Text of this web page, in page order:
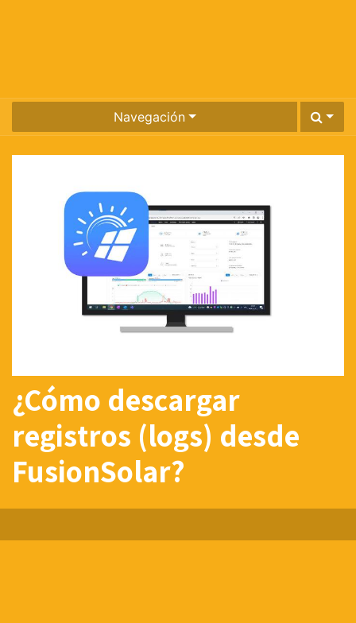
Navegación
¿Cómo descargar
registros (logs) desde
FusionSolar?